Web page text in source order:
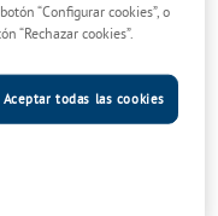
pequeños animales. Para
de odontología para
en el servicio son los
de boca).
“Configurar cookies”, o
“Rechazar cookies”.
Aceptar todas las cookies